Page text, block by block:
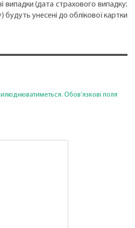
випадки (дата страхового випадку;
унесені до облікової картки
Обов’язкові поля